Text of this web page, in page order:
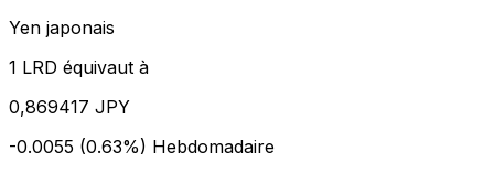
Yen japonais
1 LRD équivaut à
0,869417 JPY
-0.0055 (0.63%) Hebdomadaire